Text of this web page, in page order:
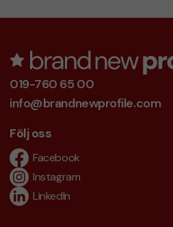
019-760 65 00
info@brandnewprofile.com
Följ oss
Facebook
Instagram
LinkedIn